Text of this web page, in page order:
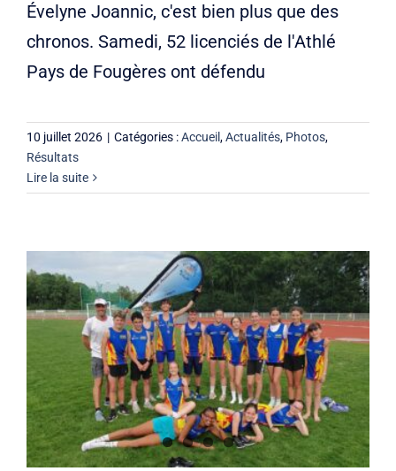
Évelyne Joannic, c'est bien plus que des
chronos. Samedi, 52 licenciés de l'Athlé
Pays de Fougères ont défendu
10 juillet 2026 | Catégories :Accueil,Actualités, Photos,
Résultats
Lire la suite